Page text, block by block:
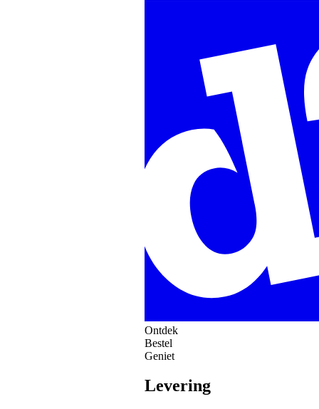
Ontdek
Bestel
Geniet
Levering